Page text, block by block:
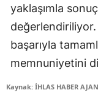
yaklaşımla
başarıyla
memnuniyetini
Kaynak: İHLAS HABER